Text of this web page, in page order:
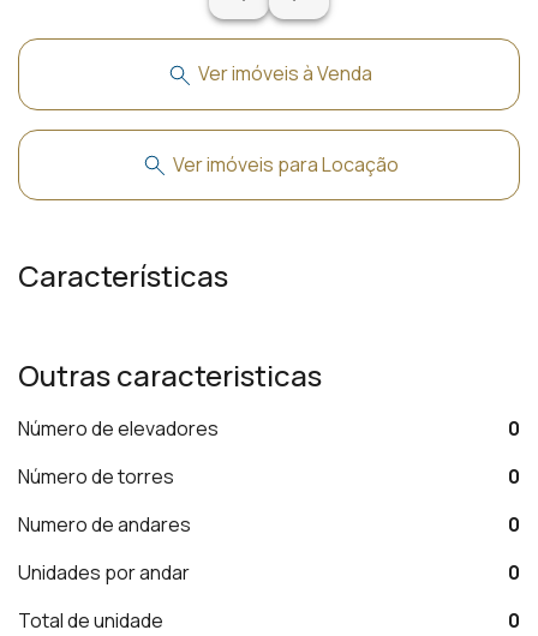
Ver imóveis à Venda
Ver imóveis para Locação
Características
Outras caracteristicas
Número de elevadores
0
Número de torres
0
Numero de andares
0
Unidades por andar
0
Total de unidade
0